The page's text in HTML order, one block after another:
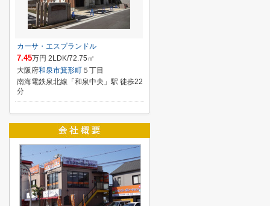
カーサ・エスプランドル
7.45万円 2LDK/72.75㎡
大阪府和泉市箕形町 ５丁目
南海電鉄泉北線「和泉中央」駅 徒歩22
分